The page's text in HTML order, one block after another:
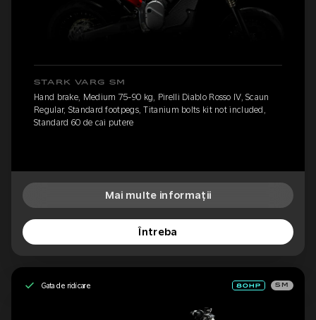
STARK VARG SM
Hand brake, Medium 75-90 kg, Pirelli Diablo Rosso IV, Scaun
Regular, Standard footpegs, Titanium bolts kit not included,
Standard 60 de cai putere
Mai multe informații
Întreba
Gata de ridicare SM